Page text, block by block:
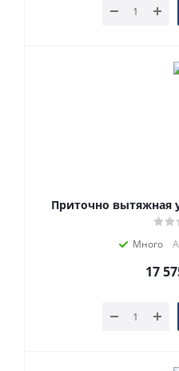
Приточно вытяжная
Много
17